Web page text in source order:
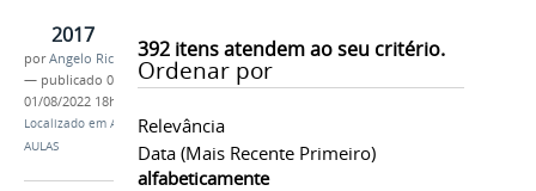
392itens atendem ao seu critério.
Ordenar por
Relevância
Data (mais Recente Primeiro)
alfabeticamente
2017
porAngelo Ricardo Marcotti
— publicado 04/08/2017 —última modificação
01/08/2022 18h53
Localizado em Assuntos Estudantis
AULAS